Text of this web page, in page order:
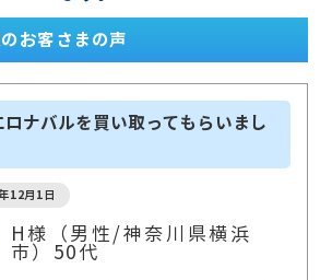
お客さまの声
ナバルを買い取ってもらいまし
12月1日
H様（男性/神奈川県横浜
市）50代